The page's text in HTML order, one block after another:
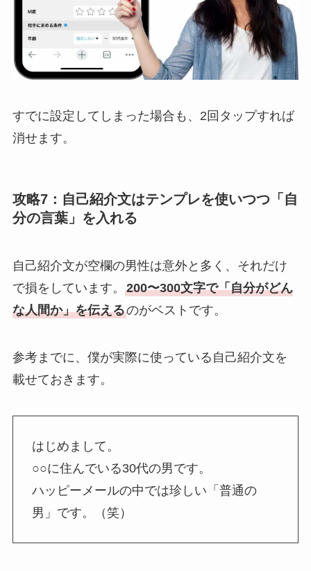
すでに設定してしまった場合も、2回タップすれば
消せます。
攻略7：自己紹介文はテンプレを使いつつ「自
分の言葉」を入れる
自己紹介文が空欄の男性は意外と多く、それだけ
で損をしています。 200〜300文字で「自分がどん
な人間か」を伝えるのがベストです。
参考までに、僕が実際に使っている自己紹介文を
載せておきます。
はじめまして。
○○に住んでいる30代の男です。
ハッピーメールの中では珍しい「普通の
男」です。（笑）